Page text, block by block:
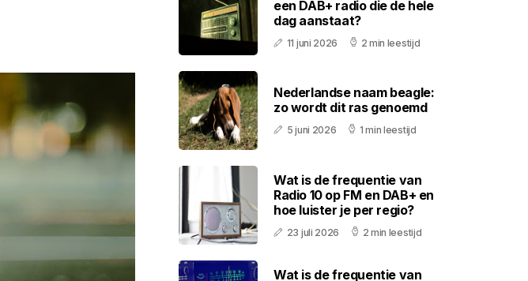
een DAB+ radio die de hele
dag aanstaat?
11 juni 2026 2 min leestijd
Nederlandse naam beagle:
zo wordt dit ras genoemd
5 juni 2026 1 min leestijd
Wat is de frequentie van
Radio 10 op FM en DAB+ en
hoe luister je per regio?
23 juli 2026 2 min leestijd
Wat is de frequentie van